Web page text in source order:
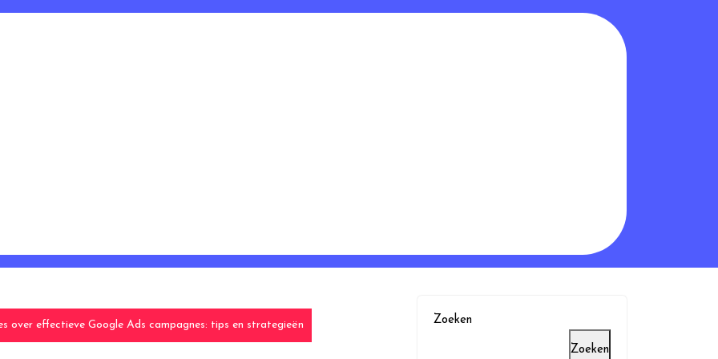
over effectieve Google Ads campagnes: tips en strategieën Zoeken
Zoeken